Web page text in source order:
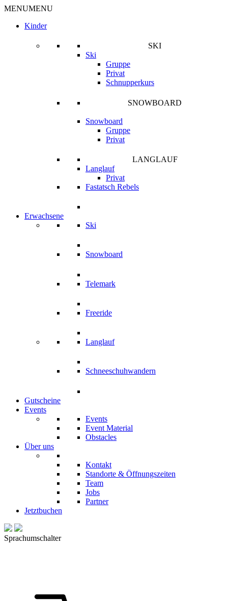
MENUMENU
Kinder
SKI
Ski
Gruppe
Privat
Schnupperkurs
SNOWBOARD
Snowboard
Gruppe
Privat
LANGLAUF
Langlauf
Privat
Fastatsch Rebels
Erwachsene
Ski
Snowboard
Telemark
Freeride
Langlauf
Schneeschuhwandern
Gutscheine
Events
Events
Event Material
Obstacles
Über uns
Kontakt
Standorte & Öffnungszeiten
Team
Jobs
Partner
Jetztbuchen
Sprachumschalter